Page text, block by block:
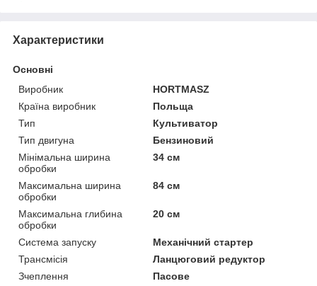
Характеристики
Основні
Виробник
HORTMASZ
Країна виробник
Польща
Тип
Культиватор
Тип двигуна
Бензиновий
Мінімальна ширина
обробки
34 см
Максимальна ширина
обробки
84 см
Максимальна глибина
обробки
20 см
Система запуску
Механічний стартер
Трансмісія
Ланцюговий редуктор
Зчеплення
Пасове